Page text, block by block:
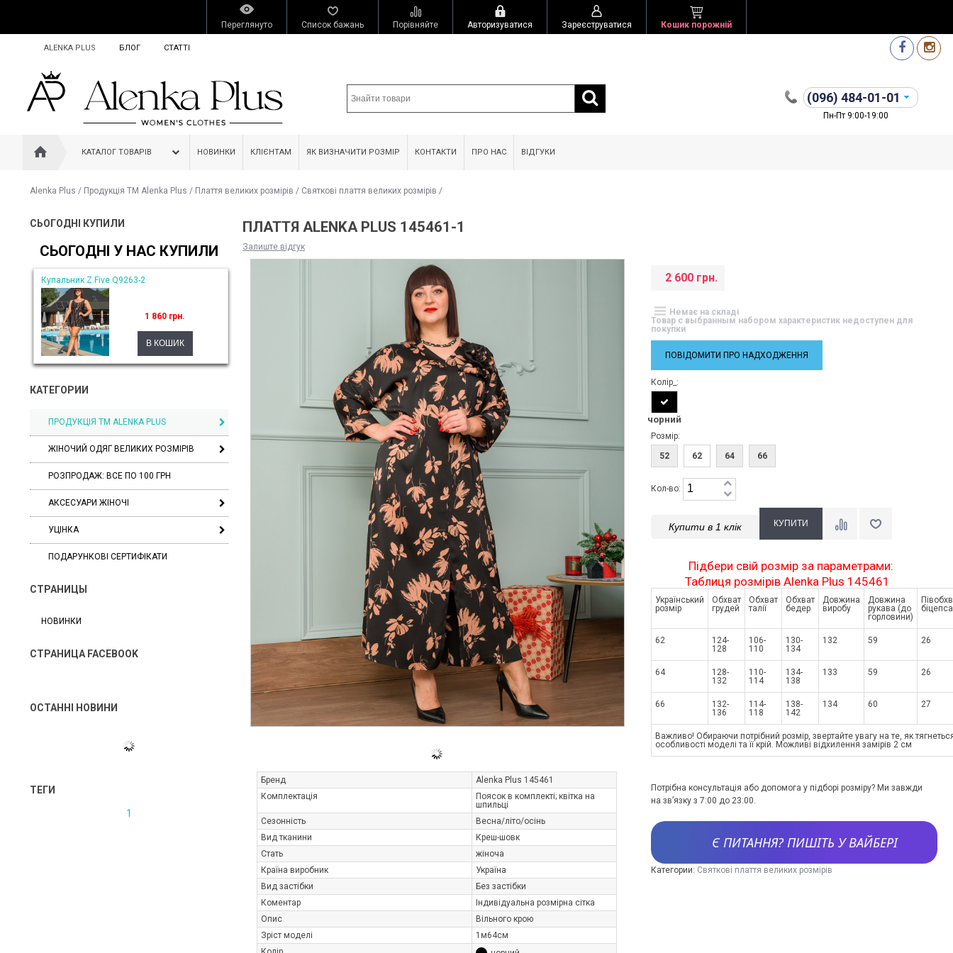
Переглянуто Список бажань Порівняйте Авторизуватися Зареєструватися Кошик порожній
ALENKA PLUS БЛОГ СТАТТІ
(096) 484-01-01
Пн-Пт 9:00-19:00
КАТАЛОГ ТОВАРІВ НОВИНКИ КЛІЄНТАМ ЯК ВИЗНАЧИТИ РОЗМІР КОНТАКТИ ПРО НАС ВІДГУКИ
Alenka Plus / Продукція ТМ Alenka Plus / Плаття великих розмірів / Святкові плаття великих розмірів /
СЬОГОДНІ КУПИЛИ
СЬОГОДНІ У НАС КУПИЛИ
Купальник Z.Five Q9263-2
1 860 грн.
КАТЕГОРИИ
ПРОДУКЦІЯ ТМ ALENKA PLUS
ЖІНОЧИЙ ОДЯГ ВЕЛИКИХ РОЗМІРІВ
РОЗПРОДАЖ: ВСЕ ПО 100 ГРН
АКСЕСУАРИ ЖІНОЧІ
УЦІНКА
ПОДАРУНКОВІ СЕРТИФІКАТИ
СТРАНИЦЫ
НОВИНКИ
СТРАНИЦА FACEBOOK
ОСТАННІ НОВИНИ
ТЕГИ
1
ПЛАТТЯ ALENKA PLUS 145461-1
Залиште відгук
Бренд
Alenka Plus 145461
Комплектація
Поясок в комплекті; квітка на
шпильці
Сезонність
Весна/літо/осінь
Вид тканини
Креш-шовк
Стать
жіноча
Країна виробник
Україна
Вид застібки
Без застібки
Коментар
Індивідуальна розмірна сітка
Опис
Вільного крою
Зріст моделі
1м64см
2 600 грн.
Немає на складі
Товар с выбранным набором характеристик недоступен для
покупки
ПОВІДОМИТИ ПРО НАДХОДЖЕННЯ
Колір_:
чорний
Розмір:
52
62 64 66
Кол-во:
Купити в 1 клік
Підбери свій розмір за параметрами:
Таблиця розмірів Alenka Plus 145461
Український
розмір
Обхват
грудей
Обхват
талії
Обхват
бедер
Довжина
виробу
Довжина
рукава (до
горловини)
біцепса
62
124-
128
106-
110
130-
134
132 59 26
64
128-
132
110-
114
134-
138
133 59 26
66
132-
136
114-
118
138-
142
134 60 27
Важливо! Обираючи потрібний розмір, звертайте увагу на те, як
особливості моделі та її крій. Можливі відхилення замірів 2 см
Потрібна консультація або допомога у підборі розміру? Ми завжди
на зв’язку з 7:00 до 23:00.
Є ПИТАННЯ? ПИШІТЬ У ВАЙБЕРІ
Категории: Святкові плаття великих розмірів